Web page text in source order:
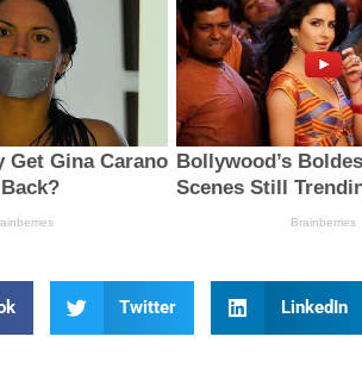
Twitter LinkedIn